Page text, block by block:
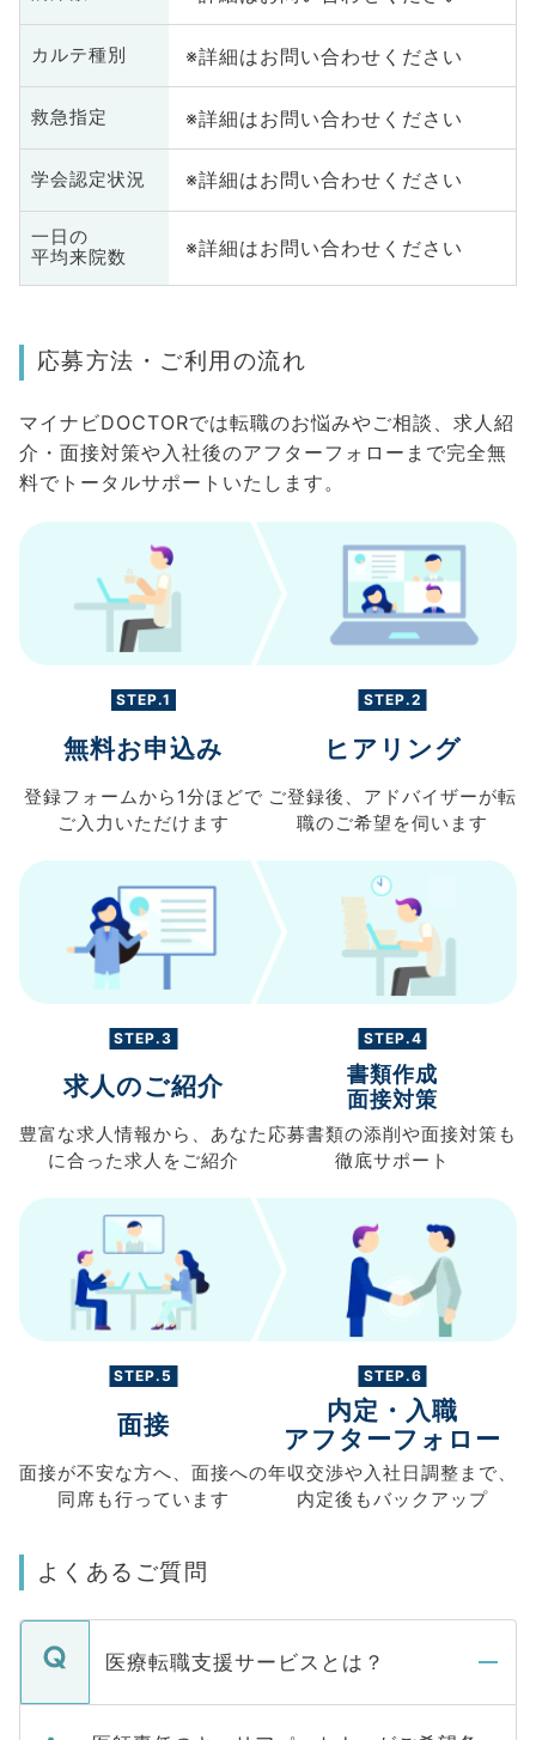
カルテ種別 ※詳細はお問い合わせください
救急指定 ※詳細はお問い合わせください
学会認定状況 ※詳細はお問い合わせください
一日の
平均来院数
※詳細はお問い合わせください
応募方法・ご利用の流れ
マイナビDOCTORでは転職のお悩みやご相談、求人紹
介・面接対策や入社後のアフターフォローまで完全無
料でトータルサポートいたします。
STEP.1
無料お申込み
登録フォームから 1分ほどで
ご入力 いただけます
STEP.2
ヒアリング
ご登録後、 アドバイザーが転
職のご希望を伺います
STEP.3
求人のご紹介
豊富な求人情報から、 あなた
に合った求人を ご紹介
STEP.4
書類作成
面接対策
応募書類の添削や面接対策も
徹底サポート
STEP.5
面接
面接が不安な方へ、 面接への
同席も行っています
STEP.6
内定・入職
アフターフォロー
年収交渉や入社日調整まで、
内定後もバックアップ
よくあるご質問
医療転職支援サービスとは？